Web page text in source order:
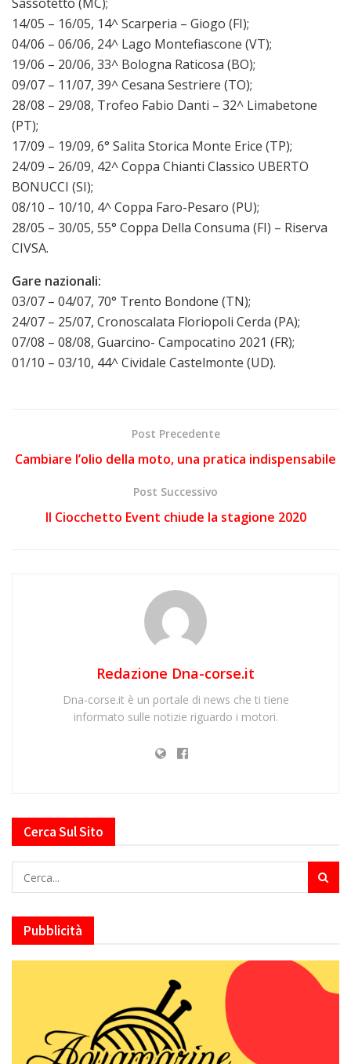
14/05 – 16/05, 14^ Scarperia – Giogo (FI);
04/06 – 06/06, 24^ Lago Montefiascone (VT);
19/06 – 20/06, 33^ Bologna Raticosa (BO);
09/07 – 11/07, 39^ Cesana Sestriere (TO);
28/08 – 29/08, Trofeo Fabio Danti – 32^ Limabetone
(PT);
17/09 – 19/09, 6° Salita Storica Monte Erice (TP);
24/09 – 26/09, 42^ Coppa Chianti Classico UBERTO
BONUCCI (SI);
08/10 – 10/10, 4^ Coppa Faro-Pesaro (PU);
28/05 – 30/05, 55° Coppa Della Consuma (FI) – Riserva
CIVSA.
Gare nazionali:
03/07 – 04/07, 70° Trento Bondone (TN);
24/07 – 25/07, Cronoscalata Floriopoli Cerda (PA);
07/08 – 08/08, Guarcino- Campocatino 2021 (FR);
01/10 – 03/10, 44^ Cividale Castelmonte (UD).
Post Precedente
Cambiare l’olio della moto, una pratica indispensabile
Post Successivo
Il Ciocchetto Event chiude la stagione 2020
Redazione Dna-corse.it
Dna-corse.it è un portale di news che ti tiene
informato sulle notizie riguardo i motori.
Cerca Sul Sito
Pubblicità